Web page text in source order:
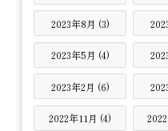
2023年8月 (3)
2023年5月 (4)
2023年2月 (6)
2022年11月 (4)